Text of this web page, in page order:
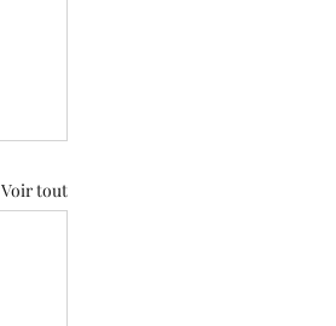
Voir tout